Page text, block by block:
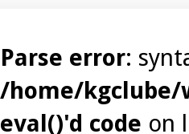
Parse error:
/home/
eval()'d code on